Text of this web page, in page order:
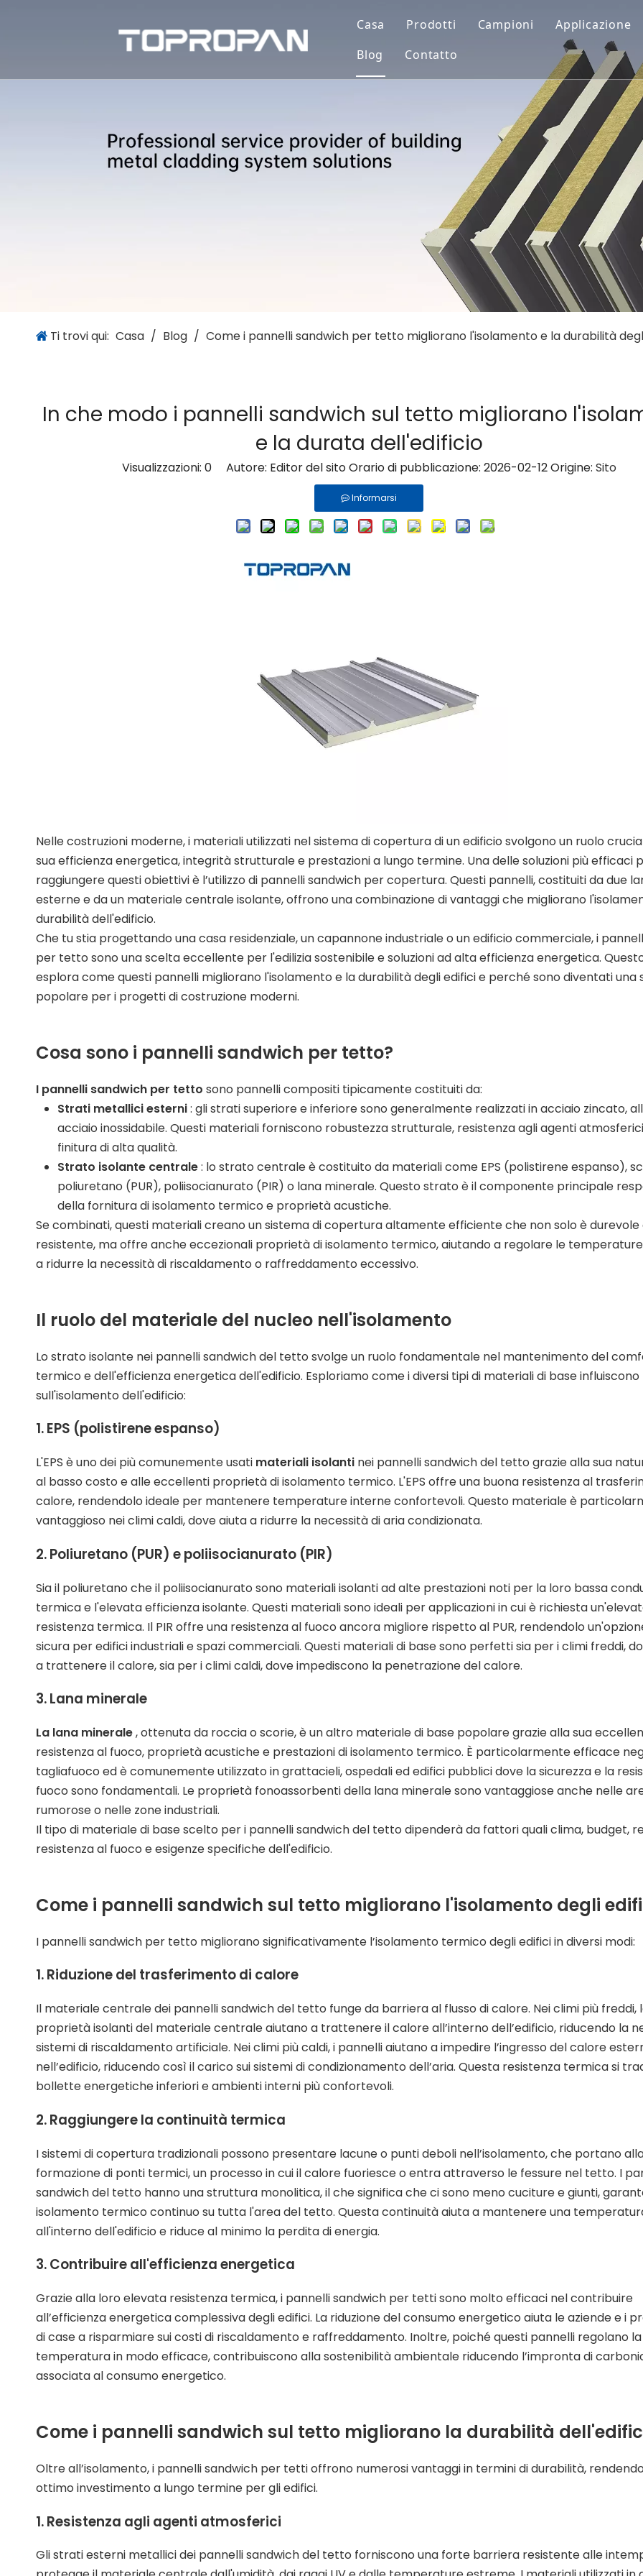
Casa Prodotti
Sistema murario
Sistema di conservazione frigorifera
Sistema per camere bianche
Foglio/bobina rivestito di colore
Campioni Applicazione
Soluzioni
Progetti
Blog
Contatto
Ti trovi qui: Casa / Blog / Come i pannelli sandwich per tetto migliorano l'isolamento e la durabilità
In che modo i pannelli sandwich sul tetto migliorano
e la durata dell'edificio
Visualizzazioni: 0Autore: Editor del sito Orario di pubblicazione: 2026-02-12 Origine: Sito
Informarsi
Nelle costruzioni moderne, i materiali utilizzati nel sistema di copertura di un edificio svolgono un ruolo
sua efficienza energetica, integrità strutturale e prestazioni a lungo termine. Una delle soluzioni più efficaci
raggiungere questi obiettivi è l’utilizzo di pannelli sandwich per copertura. Questi pannelli, costituiti da due
esterne e da un materiale centrale isolante, offrono una combinazione di vantaggi che migliorano
durabilità dell'edificio.
Che tu stia progettando una casa residenziale, un capannone industriale o un edificio commerciale, i
per tetto sono una scelta eccellente per l'edilizia sostenibile e soluzioni ad alta efficienza energetica.
esplora come questi pannelli migliorano l'isolamento e la durabilità degli edifici e perché sono diventati una
popolare per i progetti di costruzione moderni.
Cosa sono i pannelli sandwich per tetto?
I pannelli sandwich per tetto sono pannelli compositi tipicamente costituiti da:
Strati metallici esterni: gli strati superiore e inferiore sono generalmente realizzati in acciaio zincato,
acciaio inossidabile. Questi materiali forniscono robustezza strutturale, resistenza agli agenti
finitura di alta qualità.
Strato isolante centrale: lo strato centrale è costituito da materiali come EPS (polistirene espanso),
poliuretano (PUR), poliisocianurato (PIR) o lana minerale. Questo strato è il componente principale
della fornitura di isolamento termico e proprietà acustiche.
Se combinati, questi materiali creano un sistema di copertura altamente efficiente che non solo è durevole
resistente, ma offre anche eccezionali proprietà di isolamento termico, aiutando a regolare le
a ridurre la necessità di riscaldamento o raffreddamento eccessivo.
Il ruolo del materiale del nucleo nell'isolamento
Lo strato isolante nei pannelli sandwich del tetto svolge un ruolo fondamentale nel mantenimento del
termico e dell'efficienza energetica dell'edificio. Esploriamo come i diversi tipi di materiali di base influiscono
sull'isolamento dell'edificio:
1. EPS (polistirene espanso)
L'EPS è uno dei più comunemente usati materiali isolanti nei pannelli sandwich del tetto grazie alla sua
al basso costo e alle eccellenti proprietà di isolamento termico. L'EPS offre una buona resistenza al
calore, rendendolo ideale per mantenere temperature interne confortevoli. Questo materiale è
vantaggioso nei climi caldi, dove aiuta a ridurre la necessità di aria condizionata.
2. Poliuretano (PUR) e poliisocianurato (PIR)
Sia il poliuretano che il poliisocianurato sono materiali isolanti ad alte prestazioni noti per la loro bassa
termica e l'elevata efficienza isolante. Questi materiali sono ideali per applicazioni in cui è richiesta
resistenza termica. Il PIR offre una resistenza al fuoco ancora migliore rispetto al PUR, rendendolo
sicura per edifici industriali e spazi commerciali. Questi materiali di base sono perfetti sia per i climi freddi,
a trattenere il calore, sia per i climi caldi, dove impediscono la penetrazione del calore.
3. Lana minerale
La lana minerale, ottenuta da roccia o scorie, è un altro materiale di base popolare grazie alla sua
resistenza al fuoco, proprietà acustiche e prestazioni di isolamento termico. È particolarmente efficace
tagliafuoco ed è comunemente utilizzato in grattacieli, ospedali ed edifici pubblici dove la sicurezza e la
fuoco sono fondamentali. Le proprietà fonoassorbenti della lana minerale sono vantaggiose anche nelle
rumorose o nelle zone industriali.
Il tipo di materiale di base scelto per i pannelli sandwich del tetto dipenderà da fattori quali clima, budget,
resistenza al fuoco e esigenze specifiche dell'edificio.
Come i pannelli sandwich sul tetto migliorano l'isolamento degli
I pannelli sandwich per tetto migliorano significativamente l’isolamento termico degli edifici in diversi modi:
1. Riduzione del trasferimento di calore
Il materiale centrale dei pannelli sandwich del tetto funge da barriera al flusso di calore. Nei climi più freddi,
proprietà isolanti del materiale centrale aiutano a trattenere il calore all’interno dell’edificio, riducendo la
sistemi di riscaldamento artificiale. Nei climi più caldi, i pannelli aiutano a impedire l’ingresso del calore
nell’edificio, riducendo così il carico sui sistemi di condizionamento dell’aria. Questa resistenza termica si
bollette energetiche inferiori e ambienti interni più confortevoli.
2. Raggiungere la continuità termica
I sistemi di copertura tradizionali possono presentare lacune o punti deboli nell’isolamento, che portano
formazione di ponti termici, un processo in cui il calore fuoriesce o entra attraverso le fessure nel tetto. I
sandwich del tetto hanno una struttura monolitica, il che significa che ci sono meno cuciture e giunti,
isolamento termico continuo su tutta l'area del tetto. Questa continuità aiuta a mantenere una
all'interno dell'edificio e riduce al minimo la perdita di energia.
3. Contribuire all'efficienza energetica
Grazie alla loro elevata resistenza termica, i pannelli sandwich per tetti sono molto efficaci nel contribuire
all’efficienza energetica complessiva degli edifici. La riduzione del consumo energetico aiuta le aziende e i
di case a risparmiare sui costi di riscaldamento e raffreddamento. Inoltre, poiché questi pannelli regolano la
temperatura in modo efficace, contribuiscono alla sostenibilità ambientale riducendo l’impronta di
associata al consumo energetico.
Come i pannelli sandwich sul tetto migliorano la durabilità
Oltre all’isolamento, i pannelli sandwich per tetti offrono numerosi vantaggi in termini di durabilità,
ottimo investimento a lungo termine per gli edifici.
1. Resistenza agli agenti atmosferici
Gli strati esterni metallici dei pannelli sandwich del tetto forniscono una forte barriera resistente alle